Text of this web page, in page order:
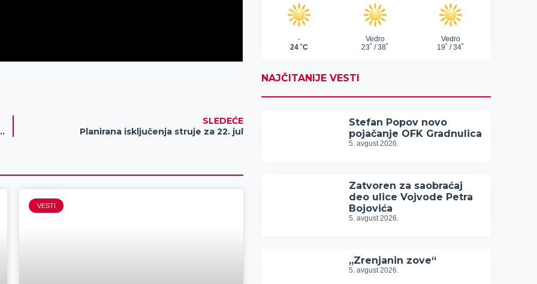
jedinstvena atmosfera i duhovno iskustvo
SLEDEĆE
Planirana isključenja struje za 22. jul
VESTI
NAJČITANIJE VESTI
Stefan Popov novo
pojačanje OFK Gradnulica
5. avgust 2026.
Zatvoren za saobraćaj
deo ulice Vojvode Petra
Bojovića
5. avgust 2026.
„Zrenjanin zove“
5. avgust 2026.